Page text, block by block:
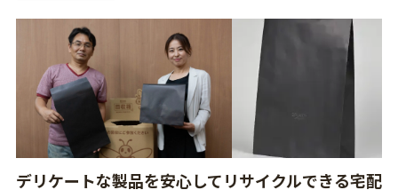
デリケートな製品を安心してリサイクルできる宅配